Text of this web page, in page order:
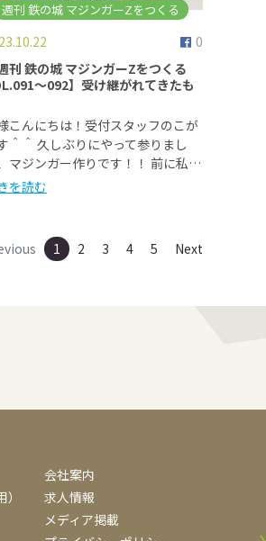
週刊 鉄の城 マジンガーZをつくる
0
週刊 鉄の城 マジンガーZをつくる
～092】受け継がれてきたも
こんにちは！受付スタッフのこが
＾＾ 久しぶりにやって参りまし
マジンガー作りです！！ 前に私…
を読む
1 2 3 4 5 Next
会社案内
求人情報
メディア掲載